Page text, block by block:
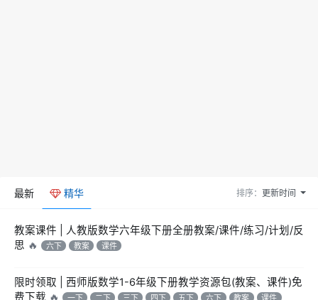
最新 精华 排序：更新时间
教案课件 | 人教版数学六年级下册全册教案/课件/练习/计划/反
思 🔥 六下 教案 课件
限时领取 | 西师版数学1-6年级下册教学资源包(教案、课件)免
费下载 🔥 一下 二下 三下 四下 五下 六下 教案 课件